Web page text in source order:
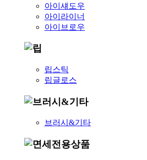
아이섀도우
아이라이너
아이브로우
립스틱
립글로스
브러시&기타